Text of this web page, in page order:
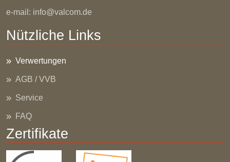
e-mail: info@valcom.de
Nützliche Links
Verwertungen
AGB / VVB
Service
FAQ
Zertifikate